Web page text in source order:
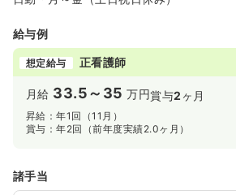
給与例
想定給与 正看護師
月給 33.5～35 万円賞与2 ヶ月
昇給：年1回（11月）
賞与：年2回（前年度実績2.0ヶ月）
諸手当